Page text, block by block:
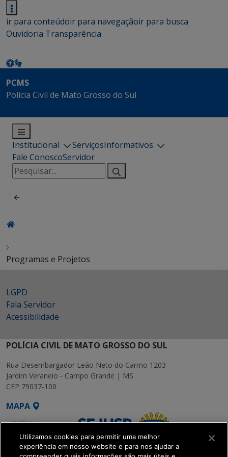
ir para conteúdoir para navegaçãoir para busca
Ouvidoria Transparência
PCMS
Polícia Civil de Mato Grosso do Sul
Institucional ServiçosInformativos
Fale ConoscoServidor
Pesquisar
por:
Programas e Projetos
LGPD
Fala Servidor
Acessibilidade
POLÍCIA CIVIL DE MATO GROSSO DO SUL
Rua Desembargador Leão Neto do Carmo 1203
Jardim Veraneio - Campo Grande | MS
CEP 79037-100
MAPA
Utilizamos cookies para permitir uma melhor
experiência em nosso website e para nos ajudar a